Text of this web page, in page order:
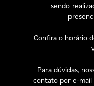
sendo
Confira o horário
Para dúvidas,
contato por e-mail